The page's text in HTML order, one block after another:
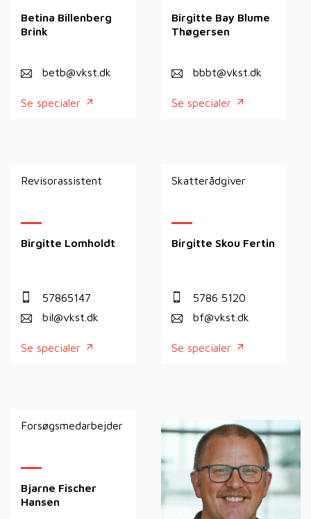
Betina Billenberg
Brink
betb@vkst.dk
Se specialer
Birgitte Bay Blume
Thøgersen
bbbt@vkst.dk
Se specialer
Revisorassistent
Birgitte Lomholdt
57865147
bil@vkst.dk
Se specialer
Skatterådgiver
Birgitte Skou Fertin
5786 5120
bf@vkst.dk
Se specialer
Forsøgsmedarbejder
Bjarne Fischer
Hansen